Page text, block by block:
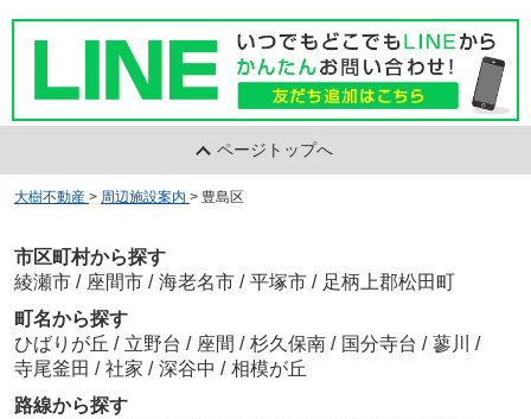
ページトップへ
大樹不動産 > 周辺施設案内 > 豊島区
市区町村から探す
綾瀬市 / 座間市 / 海老名市 / 平塚市 / 足柄上郡松田町
町名から探す
ひばりが丘 / 立野台 / 座間 / 杉久保南 / 国分寺台 / 蓼川 /
寺尾釜田 / 社家 / 深谷中 / 相模が丘
路線から探す